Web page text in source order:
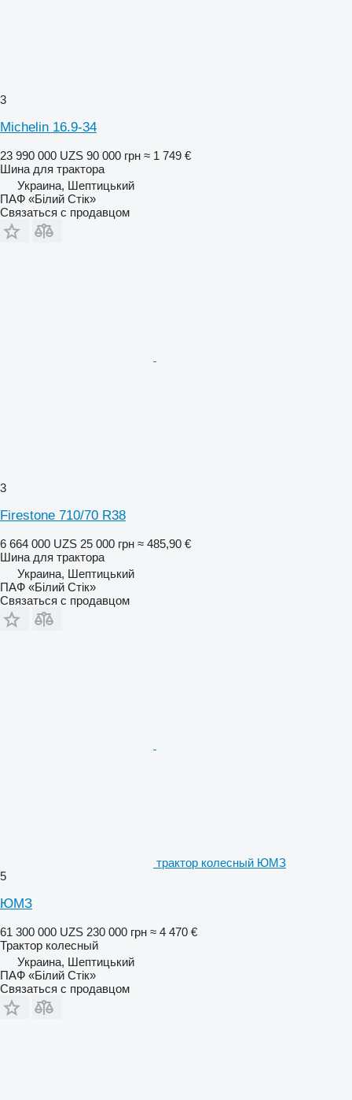
3
Michelin 16.9-34
23 990 000 UZS 90 000 грн ≈ 1 749 €
Шина для трактора
Украина, Шептицький
ПАФ «Білий Стік»
Связаться с продавцом
3
Firestone 710/70 R38
6 664 000 UZS 25 000 грн ≈ 485,90 €
Шина для трактора
Украина, Шептицький
ПАФ «Білий Стік»
Связаться с продавцом
трактор колесный ЮМЗ
5
ЮМЗ
61 300 000 UZS 230 000 грн ≈ 4 470 €
Трактор колесный
Украина, Шептицький
ПАФ «Білий Стік»
Связаться с продавцом